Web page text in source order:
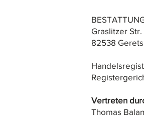
Graslitzer Str.
82538
Vertreten
Thomas Balan